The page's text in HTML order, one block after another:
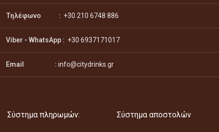
Τηλέφωνο : +30 210 6748 886
Viber - WhatsApp : +30 6937171017
Email : info@citydrinks.gr
Σύστημα πληρωμών: Σύστημα αποστολών